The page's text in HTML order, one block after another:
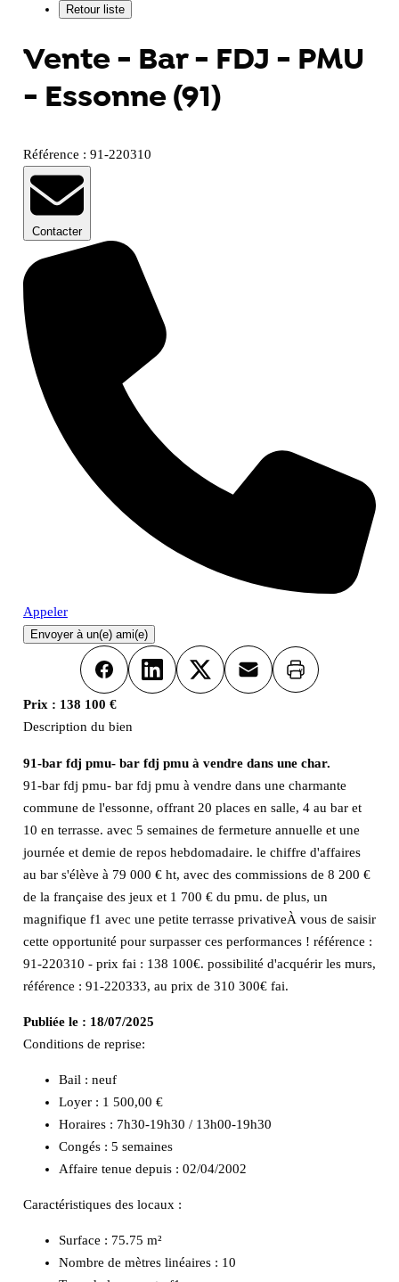
Vente - Bar - FDJ - PMU
- Essonne (91)
Référence : 91-220310
Contacter
Appeler
Envoyer à un(e) ami(e)
FacebookLinkedInX Email Imprimer
Prix : 138 100 €
Description du bien
91-bar fdj pmu- bar fdj pmu à vendre dans une char.
91-bar fdj pmu- bar fdj pmu à vendre dans une charmante
commune de l'essonne, offrant 20 places en salle, 4 au bar et
10 en terrasse. avec 5 semaines de fermeture annuelle et une
journée et demie de repos hebdomadaire. le chiffre d'affaires
au bar s'élève à 79 000 € ht, avec des commissions de 8 200 €
de la française des jeux et 1 700 € du pmu. de plus, un
magnifique f1 avec une petite terrasse privativeÀ vous de saisir
cette opportunité pour surpasser ces performances ! référence :
91-220310 - prix fai : 138 100€. possibilité d'acquérir les murs,
référence : 91-220333, au prix de 310 300€ fai.
Publiée le : 18/07/2025
Conditions de reprise:
Bail : neuf
Loyer : 1 500,00 €
Horaires : 7h30-19h30 / 13h00-19h30
Congés : 5 semaines
Affaire tenue depuis : 02/04/2002
Caractéristiques des locaux :
Surface : 75.75 m²
Nombre de mètres linéaires : 10